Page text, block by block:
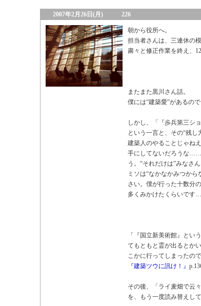
2007年2月26日(月) 226
朝から役所へ。
担当者さんは、三連休の模
粛々と修正作業を終え、
またまた黒川さん話。
僕には“建築愛”があるの
しかし、「『歩兵第三シ
という一言と、その“残
建築人のやることじゃ
手にしてないだろうな……
う。“それだけは”みなさ
ミソは“なかなかみつか
さい。僕が行った十数分
多くみかけたくらいです
「『国立新美術館』とい
てもともと霊が出るとか
こかに行ってしまったの
『建築ツウに訊け！』
その後、「ライ麦畑で云
を、もう一度読み替えして